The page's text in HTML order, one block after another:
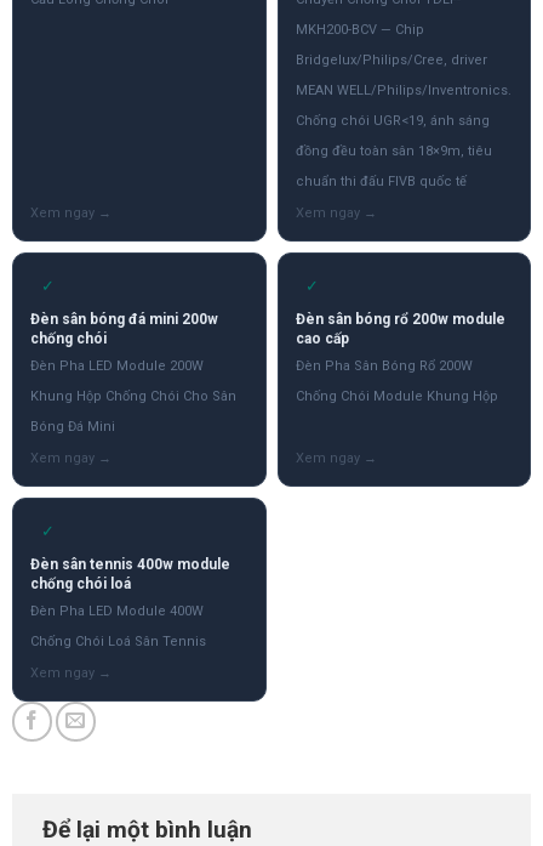
MKH200-BCV — Chip
Bridgelux/Philips/Cree, driver
MEAN WELL/Philips/Inventronics.
Chống chói UGR<19, ánh sáng
đồng đều toàn sân 18×9m, tiêu
chuẩn thi đấu FIVB quốc tế
✓
Đèn sân bóng đá mini 200w
chống chói
Đèn Pha LED Module 200W
Khung Hộp Chống Chói Cho Sân
Bóng Đá Mini
✓
Đèn sân bóng rổ 200w module
cao cấp
Đèn Pha Sân Bóng Rổ 200W
Chống Chói Module Khung Hộp
✓
Đèn sân tennis 400w module
chống chói loá
Đèn Pha LED Module 400W
Chống Chói Loá Sân Tennis
Để lại một bình luận